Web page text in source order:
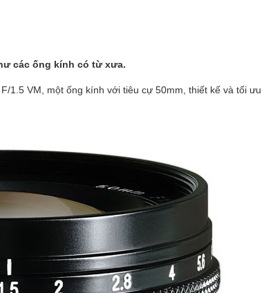
các ống kính có từ xưa.
1.5 VM, một ống kính với tiêu cự 50mm, thiết kế và tối ưu